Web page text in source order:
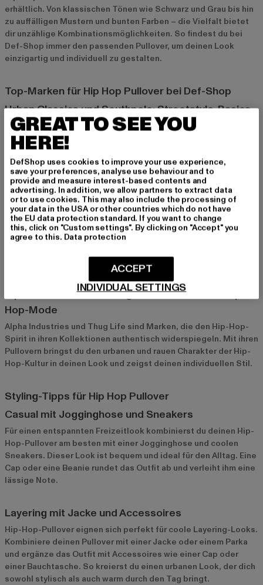
erhältlich. Von klassischen Tönen wie Schwarz und Grau bis hin
zu auffälligen Mustern und bunten Farben – die Vielfalt bietet
dir unzählige Kombinationsmöglichkeiten. So findest du bei
Def-Shop immer den passenden Pullover, um deinen Look
einzigartig und individuell zu gestalten.
Top-Marken für Hip Hop Pullover bei Def-Shop
Urban Classics und Southpole: Streetstyle-Basics
Urban Classics und Southpolesind bekannte Marken für
lässige Streetwear-Basics. Diese Marken bieten klassische
Designs, die sich perfekt in den Hip-Hop-Look einfügen und für
einen lässigen, aber stilvollen Look sorgen.
Nike und Adidas: Sportlich und stylisch
Für sportlich inspirierte Hip-Hop-Pullover sindNikeundAdidas
die perfekte Wahl. Diese Marken bieten coole Pullover im
sportlichen Stil, die sich hervorragend mit anderen Streetwear-
Alpha Industries und Thug Life: Authentische Hip-
Hop-Mode
Alpha Industries und Thug Life sind Marken, die den Hip-Hop-
Spirit in ihren Kollektionen authentisch widerspiegeln. Mit ihren
Pullovern bringst du den urbanen und rauen Charakter der Hip-
Hop-Kultur in deinen Look und zeigst deinen individuellen Stil.
Styling-Tipps für Hip Hop Pullover
Casual mit Jogginghose und Sneakers
Für einen entspannten Freizeitlook kombinierst du deinen Hip-
Hop-Pullover am besten mit einer Jogginghose und coolen
Sneakers. Dieser Look ist bequem und ideal für den Alltag. Eine
Cap oder eine Beanie rundet das Outfit ab und verleiht ihm eine
lässige Note.
Layering mit Jacke und Accessoires
Hip-Hop-Pullover eignen sich perfekt für coole Layering-Looks.
Kombiniere deinen Pullover mit einer Jacke oder einem Parka
und ergänze das Outfit mit Accessoires wie einer Cap oder
einer Bauchtasche. So kreierst du einen urbanen Look, der dich
sowohl stylisch als auch warm durch den Tag bringt.
GREAT TO SEE YOU
HERE!
DefShop uses cookies to improve your use experience,
save your preferences, analyse use behaviour and to
provide and measure interest-based contents and
advertising. In addition, we allow partners to extract data
or to use cookies. This may also include the processing of
your data in the USA or other countries which do not have
the EU data protection standard. If you want to change
this, click on "Custom settings". By clicking on "Accept" you
agree to this. Data protection
INDIVIDUAL SETTINGS
ACCEPT